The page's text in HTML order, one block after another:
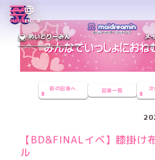
MENUEN／JP
めいどりーみん メ
前の記事へ 記事一覧
【BD&FINALイベ】膝掛け
ル